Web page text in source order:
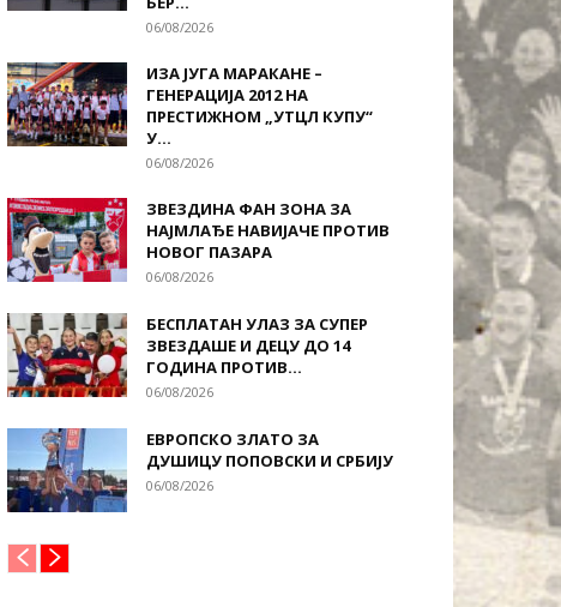
06/08/2026
ИЗА ЈУГА МАРАКАНЕ –
ГЕНЕРАЦИЈА 2012 НА
ПРЕСТИЖНОМ „УТЦЛ КУПУ“
У...
06/08/2026
ЗВЕЗДИНА ФАН ЗОНА ЗА
НАЈМЛАЂЕ НАВИЈАЧЕ ПРОТИВ
НОВОГ ПАЗАРА
06/08/2026
БЕСПЛАТАН УЛАЗ ЗА СУПЕР
ЗВЕЗДАШЕ И ДЕЦУ ДО 14
ГОДИНА ПРОТИВ...
06/08/2026
ЕВРОПСКО ЗЛАТО ЗА
ДУШИЦУ ПОПОВСКИ И СРБИЈУ
06/08/2026